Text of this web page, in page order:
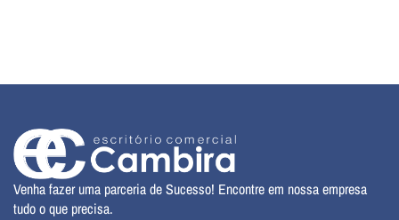
Venha fazer uma parceria de Sucesso! Encontre em nossa empresa
tudo o que precisa.